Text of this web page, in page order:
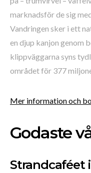
marknadsför de sig
Vandringen sker i ett
en djup kanjon genom
klippväggarna syns
området för 377
Mer information och
Godaste
Strandcaféet